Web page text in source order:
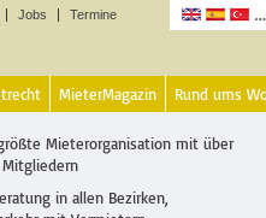
Jobs Termine
MieterMagazin Rund ums
Mieterorganisation mit über
Mitgliedern
in allen Bezirken,